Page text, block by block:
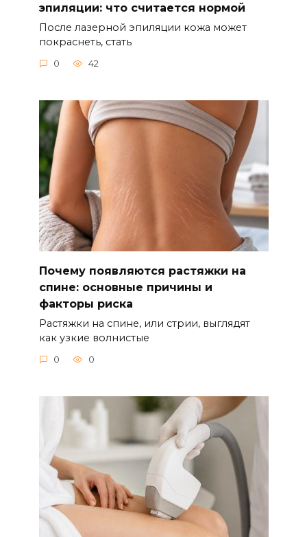
эпиляции: что считается нормой
После лазерной эпиляции кожа может
покраснеть, стать
0 42
Почему появляются растяжки на
спине: основные причины и
факторы риска
Растяжки на спине, или стрии, выглядят
как узкие волнистые
0 0